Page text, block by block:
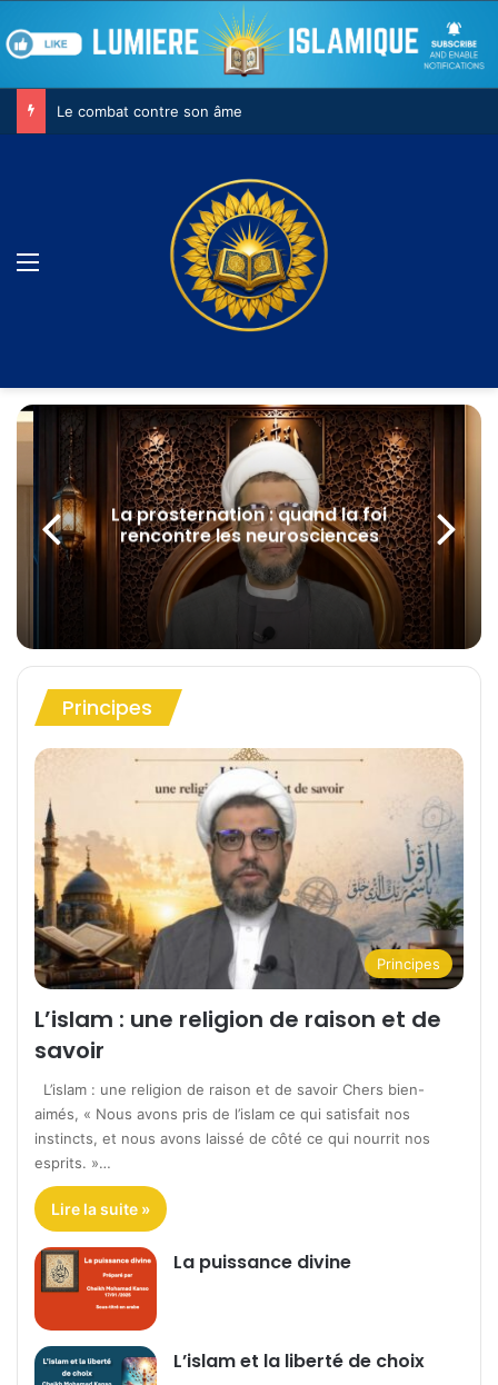
La prosternation : quand la foi
rencontre les neurosciences
Principes
Principes
L’islam : une religion de raison et de
savoir
L’islam : une religion de raison et de savoir Chers bien-
aimés, « Nous avons pris de l’islam ce qui satisfait nos
instincts, et nous avons laissé de côté ce qui nourrit nos
esprits. »…
Lire la suite »
La puissance divine
L’islam et la liberté de choix